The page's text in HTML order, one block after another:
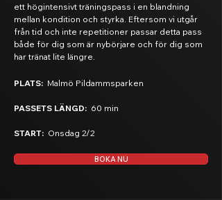
ett högintensivt träningspass i en blandning
mellan kondition och styrka. Eftersom vi utgår
från tid och inte repetitioner passar detta pass
både för dig som är nybörjare och för dig som
har tränat lite längre.
PLATS: Malmö Pildammsparken
PASSETS LÄNGD: 60 min
START: Onsdag 2/2
BOKA NU